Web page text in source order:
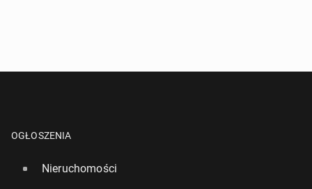
OGŁOSZENIA
Nieruchomości